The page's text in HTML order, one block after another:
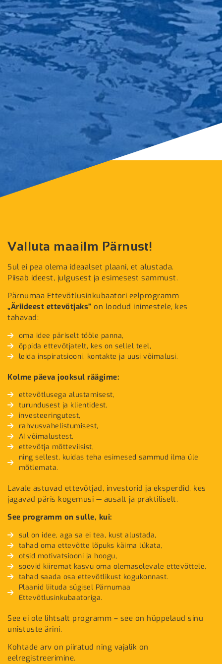
Valluta maailm Pärnust!
Sul ei pea olema ideaalset plaani, et alustada.
Piisab ideest, julgusest ja esimesest sammust.
Pärnumaa Ettevõtlusinkubaatori eelprogramm
„Äriideest ettevõtjaks” on loodud inimestele, kes
tahavad:
oma idee päriselt tööle panna,
õppida ettevõtjatelt, kes on sellel teel,
leida inspiratsiooni, kontakte ja uusi võimalusi.
Kolme päeva jooksul räägime:
ettevõtlusega alustamisest,
turundusest ja klientidest,
investeeringutest,
rahvusvahelistumisest,
AI võimalustest,
ettevõtja mõtteviisist,
ning sellest, kuidas teha esimesed sammud ilma üle
mõtlemata.
Lavale astuvad ettevõtjad, investorid ja eksperdid, kes
jagavad päris kogemusi — ausalt ja praktiliselt.
See programm on sulle, kui:
sul on idee, aga sa ei tea, kust alustada,
tahad oma ettevõtte lõpuks käima lükata,
otsid motivatsiooni ja hoogu,
soovid kiiremat kasvu oma olemasolevale ettevõttele,
tahad saada osa ettevõtlikust kogukonnast.
Plaanid liituda sügisel Pärnumaa
Ettevõtlusinkubaatoriga.
See ei ole lihtsalt programm – see on hüppelaud sinu
unistuste ärini.
Kohtade arv on piiratud ning vajalik on
eelregistreerimine.